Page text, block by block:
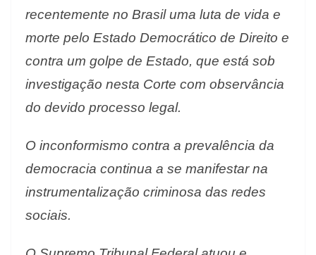
recentemente no Brasil uma luta de vida e
morte pelo Estado Democrático de Direito e
contra um golpe de Estado, que está sob
investigação nesta Corte com observância
do devido processo legal.
O inconformismo contra a prevalência da
democracia continua a se manifestar na
instrumentalização criminosa das redes
sociais.